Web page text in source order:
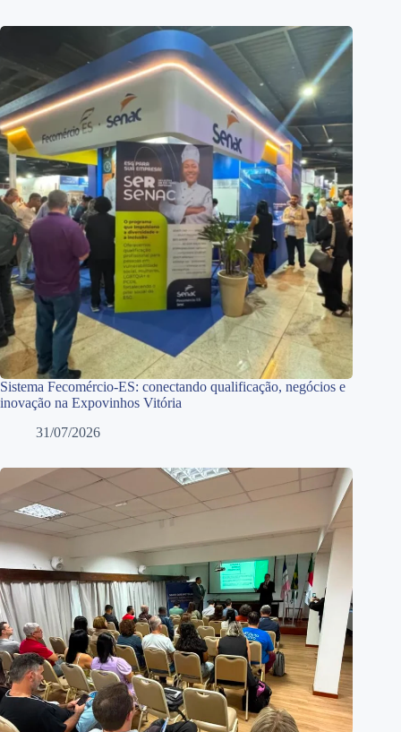
Sistema Fecomércio-ES: conectando qualificação, negócios e
inovação na Expovinhos Vitória
31/07/2026